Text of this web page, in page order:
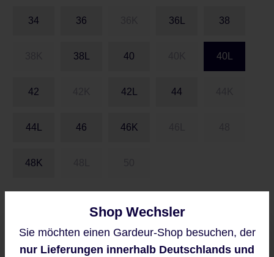
34 36 36L 38
38L 40 40L
42 42L 44
44L 46 46K
48K
Preise inkl. MwSt. zzgl. Versandkosten
Shop Wechsler
Sie möchten einen Gardeur-Shop besuchen, der
nur Lieferungen innerhalb Deutschlands und
Diese Website verwendet Cookies,
um eine bestmögliche Erfahrung